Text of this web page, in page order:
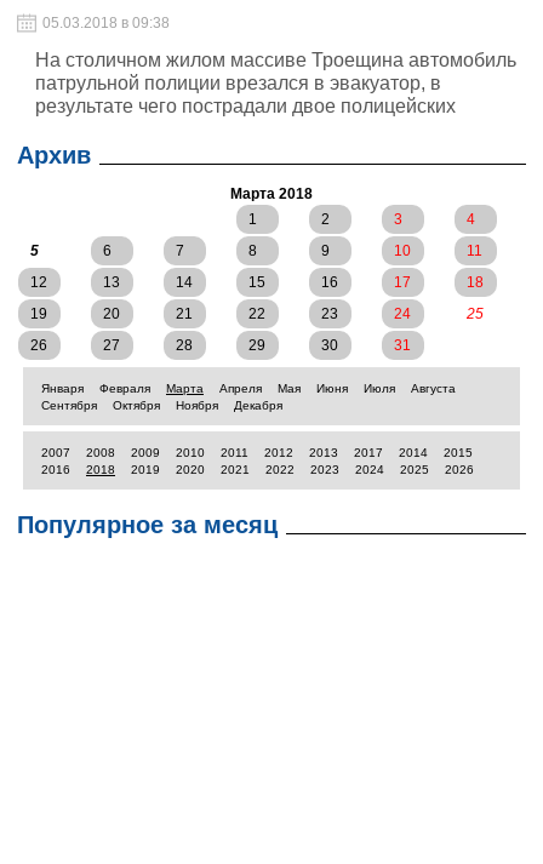
05.03.2018 в 09:38
На столичном жилом массиве Троещина автомобиль
патрульной полиции врезался в эвакуатор, в
результате чего пострадали двое полицейских
Архив
Марта 2018
1
2 3
4
5
6 7 8 9 10
11
12
13 14 15 16 17
18
19
20 21 22 23 24
25
26
27 28 29 30 31
Января Февраля Марта Апреля Мая Июня Июля
Августа
Сентября
Октября Ноября Декабря
2007 2008 2009 2010 2011 2012 2013 2017 2014
2015
2016
2018 2019 2020 2021 2022 2023 2024 2025 2026
Популярное за месяц